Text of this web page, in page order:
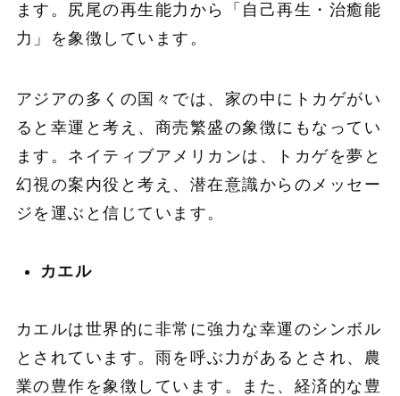
ます。尻尾の再生能力から「自己再生・治癒能
力」を象徴しています。
アジアの多くの国々では、家の中にトカゲがい
ると幸運と考え、商売繁盛の象徴にもなってい
ます。ネイティブアメリカンは、トカゲを夢と
幻視の案内役と考え、潜在意識からのメッセー
ジを運ぶと信じています。
カエル
カエルは世界的に非常に強力な幸運のシンボル
とされています。雨を呼ぶ力があるとされ、農
業の豊作を象徴しています。また、経済的な豊